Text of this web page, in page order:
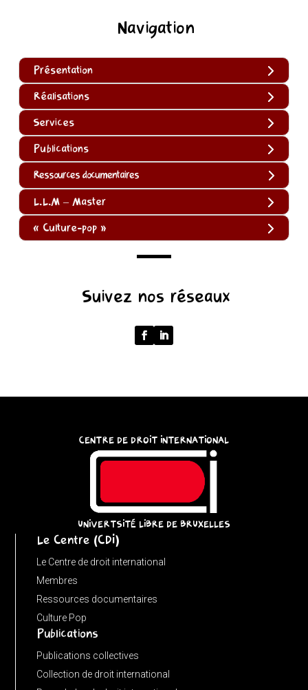
Navigation
Présentation
Réalisations
Services
Publications
Ressources documentaires
L.L.M – Master
« Culture-pop »
input
URL(input,
window.location.href);
Suivez nos réseaux
CENTRE DE DROIT INTERNATIONAL
UNIVERTSITÉ LIBRE DE BRUXELLES
Le Centre (CDI)
Le Centre de droit international
Membres
Ressources documentaires
Culture Pop
Publications
Publications collectives
Collection de droit international